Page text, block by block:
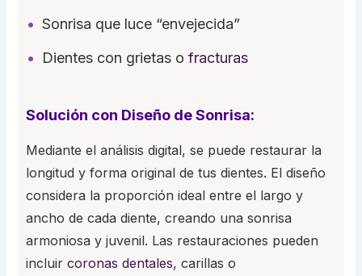
Sonrisa que luce “envejecida”
Dientes con grietas o fracturas
Solución con Diseño de Sonrisa:
Mediante el análisis digital, se puede restaurar la
longitud y forma original de tus dientes. El diseño
considera la proporción ideal entre el largo y
ancho de cada diente, creando una sonrisa
armoniosa y juvenil. Las restauraciones pueden
incluir coronas dentales, carillas o